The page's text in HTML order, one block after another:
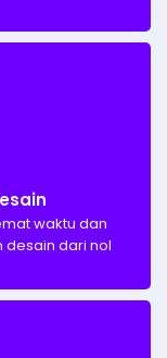
waktu dan
desain dari nol